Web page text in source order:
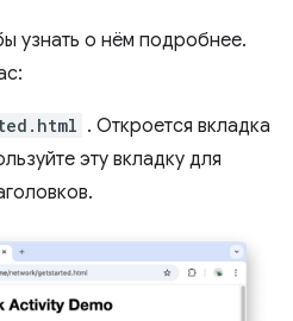
узнать о нём подробнее.
. Откроется вкладка
эту вкладку для